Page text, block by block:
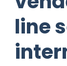
line